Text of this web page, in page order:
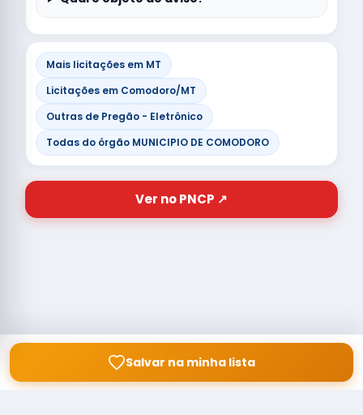
Mais licitações em MT
Licitações em Comodoro/MT
Outras de Pregão - Eletrônico
Todas do órgão MUNICIPIO DE COMODORO
Ver no PNCP ↗
Salvar na minha lista